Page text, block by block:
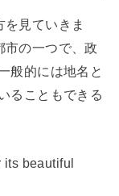
見ていきま
の一つで、政
般的には地名と
ることもできる
its beautiful